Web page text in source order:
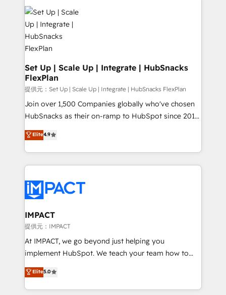
WooCommerce, BuilderTrend, and more Experience
the difference — reach out to see how AI + HubSpot
can transform your business.
consultancy: onboarding, training, data migration -
HubSpot development: websites, custom modules,
integrations - Marketing & sales solutions: digital
marketing, advertising, campaigns, content and
design We connect people, data and technology to
improve customer experiences. With our bright
people, exciting ideas and can-do mentality, we
ensure revenue growth on a daily basis. So tell us
your challenge; our passionate and growth driven
team of 100+ experts is ready for you! Driving digital
Set Up | Scale Up | Integrate | HubSnacks
FlexPlan
提供元：Set Up | Scale Up | Integrate | HubSnacks FlexPlan
Join over 1,500 Companies globally who've chosen
HubSnacks as their on-ramp to HubSpot since 2014
Simple pay-as-you-go plans that accelerate value...
1️⃣ Set Up | Onboarding New or Check-fixing existing
HubSpot portals 2️⃣ Scale Up | 100% HubSpot Task
Execution... Global 24/7 ... All Experts 3️⃣ Integrate |
Slash months from your API Integration project... ⬅️
Click "Contact Business" ⬅️ to access 150+ Kickstart
Integration templates that put HubSpot in the center
of your tech stack, syncing... 🛍️ Shopify or
WooCommerce 💲 Stripe or Paypal 💰 Sage or
Netsuite 🤖 Google or Microsoft ✍️ DocuSign or
the rare Advanced "Custom Integrations"
Accreditation, securely sync data across... 🔄 any
Elite4.9
IMPACT
提供元：IMPACT
At IMPACT, we go beyond just helping you
implement HubSpot. We teach your team how to
master it. As the creators of the Endless Customers
System™ (the next evolution of They Ask, You
Answer), we’re the only HubSpot partner built
Elite5.0